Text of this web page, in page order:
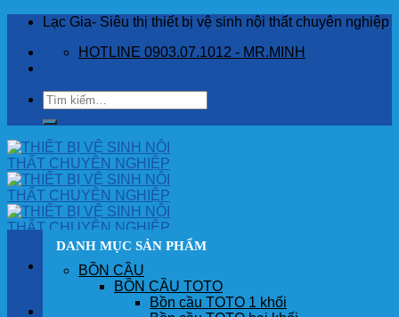
Skip
content
Lạc Gia- Siêu thị thiết bị vệ sinh nội thất chuyên nghiệp
HOTLINE 0903.07.1012 - MR.MINH
Tìm
kiếm:
DANH MỤC SẢN PHẨM
BỒN CẦU
BỒN CẦU TOTO
Bồn cầu TOTO 1 khối